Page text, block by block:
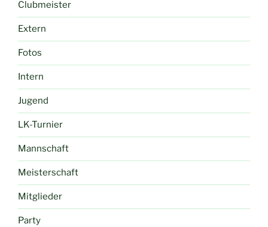
Clubmeister
Extern
Fotos
Intern
Jugend
LK-Turnier
Mannschaft
Meisterschaft
Mitglieder
Party